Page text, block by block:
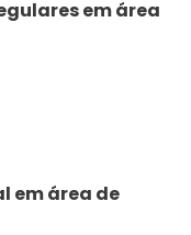
em área
em área de